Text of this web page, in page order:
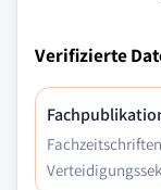
Verifizierte